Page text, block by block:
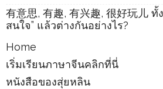
有意思, 有趣, 有兴趣, 很好玩儿
สนใจ” แล้วต่างกันอย่างไร?
Home
เริ่มเรียนภาษาจีนคลิกที่นี่
หนังสือของสุ่ยหลิน